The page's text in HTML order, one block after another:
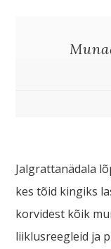
Jalgrattanädala
kes tõid kingiks
korvidest kõik
liiklusreegleid ja